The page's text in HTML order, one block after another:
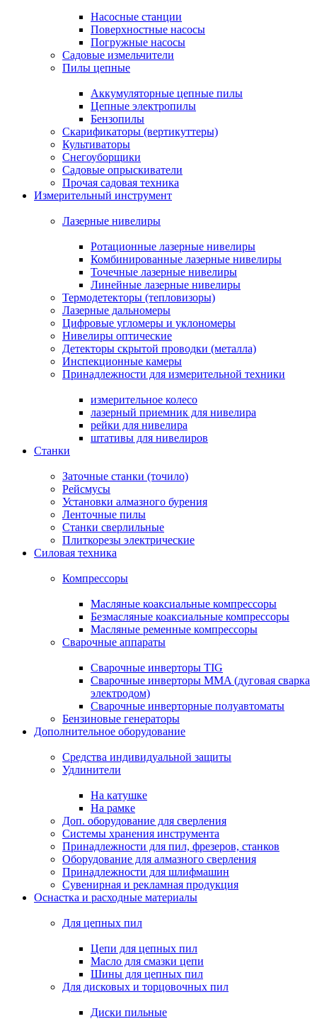
Насосные станции
Поверхностные насосы
Погружные насосы
Садовые измельчители
Пилы цепные
Аккумуляторные цепные пилы
Цепные электропилы
Бензопилы
Скарификаторы (вертикуттеры)
Культиваторы
Снегоуборщики
Садовые опрыскиватели
Прочая садовая техника
Измерительный инструмент
Лазерные нивелиры
Ротационные лазерные нивелиры
Комбинированные лазерные нивелиры
Точечные лазерные нивелиры
Линейные лазерные нивелиры
Термодетекторы (тепловизоры)
Лазерные дальномеры
Цифровые угломеры и уклономеры
Нивелиры оптические
Детекторы скрытой проводки (металла)
Инспекционные камеры
Принадлежности для измерительной техники
измерительное колесо
лазерный приемник для нивелира
рейки для нивелира
штативы для нивелиров
Станки
Заточные станки (точило)
Рейсмусы
Установки алмазного бурения
Ленточные пилы
Станки сверлильные
Плиткорезы электрические
Силовая техника
Компрессоры
Масляные коаксиальные компрессоры
Безмасляные коаксиальные компрессоры
Масляные ременные компрессоры
Сварочные аппараты
Сварочные инверторы TIG
Сварочные инверторы MMA (дуговая сварка
электродом)
Сварочные инверторные полуавтоматы
Бензиновые генераторы
Дополнительное оборудование
Средства индивидуальной защиты
Удлинители
На катушке
На рамке
Доп. оборудование для сверления
Системы хранения инструмента
Принадлежности для пил, фрезеров, станков
Оборудование для алмазного сверления
Принадлежности для шлифмашин
Сувенирная и рекламная продукция
Оснастка и расходные материалы
Для цепных пил
Цепи для цепных пил
Масло для смазки цепи
Шины для цепных пил
Для дисковых и торцовочных пил
Диски пильные